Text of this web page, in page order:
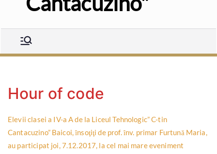
Hour of code
Elevii clasei a IV-a A de la Liceul Tehnologic” C-tin
Cantacuzino” Baicoi, ȋnsoţiţi de prof. ȋnv. primar Furtună Maria,
au participat joi, 7.12.2017, la cel mai mare eveniment